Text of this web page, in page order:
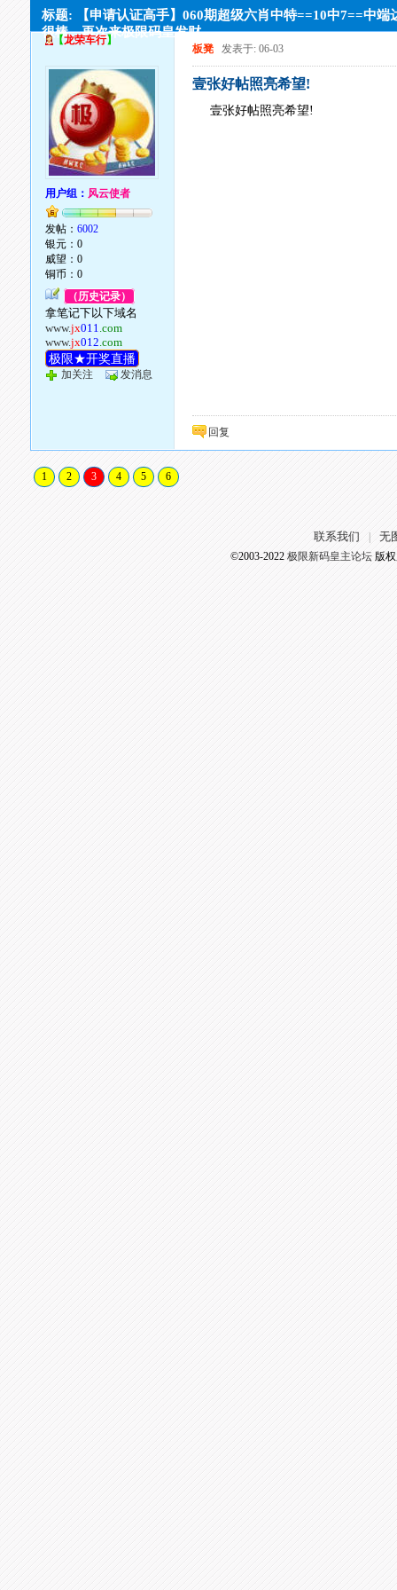
标题: 【申请认证高手】060期超级六肖中特==10中7==中端
很棒。再次来极限码皇发财
【龙荣车行】
用户组： 风云使者
发帖：6002
银元：0
威望：0
铜币：0
（历史记录）
拿笔记下以下域名
www.jx011.com
www.jx012.com
极限★开奖直播
加关注 发消息
板凳 发表于: 06-03
壹张好帖照亮希望!
壹张好帖照亮希望!
回复
1 2 3 4 5 6
联系我们 无
©2003-2022 极限新码皇主论坛版权